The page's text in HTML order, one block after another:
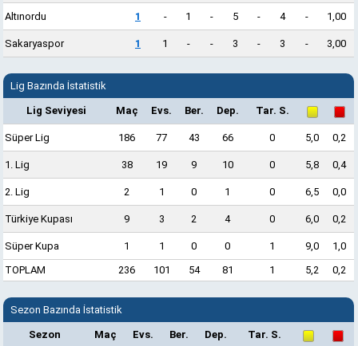
Altınordu 1 - 1 - 5 - 4 - 1,00
Sakaryaspor 1 1 - - 3 - 3 - 3,00
Lig Bazında İstatistik
Lig Seviyesi Maç Evs. Ber. Dep. Tar. S.
Süper Lig 186 77 43 66 0 5,0 0,2
1. Lig 38 19 9 10 0 5,8 0,4
2. Lig 2 1 0 1 0 6,5 0,0
Türkiye Kupası 9 3 2 4 0 6,0 0,2
Süper Kupa 1 1 0 0 1 9,0
1,0
TOPLAM
236 101 54 81 1 5,2 0,2
Sezon Bazında İstatistik
Sezon Maç Evs. Ber. Dep.
Tar. S.